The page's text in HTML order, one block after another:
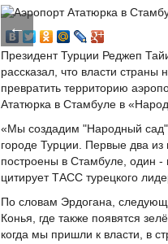
←
Президент Турции Реджеп
рассказал, что власти страны
превратить территорию
Ататюрка в Стамбуле в
«Мы создадим "Народный
городе Турции. Первые два из
построены в Стамбуле, один -
цитирует ТАСС турецкого
По словам Эрдогана,
Конья, где также появятся
когда мы пришли к власти, в